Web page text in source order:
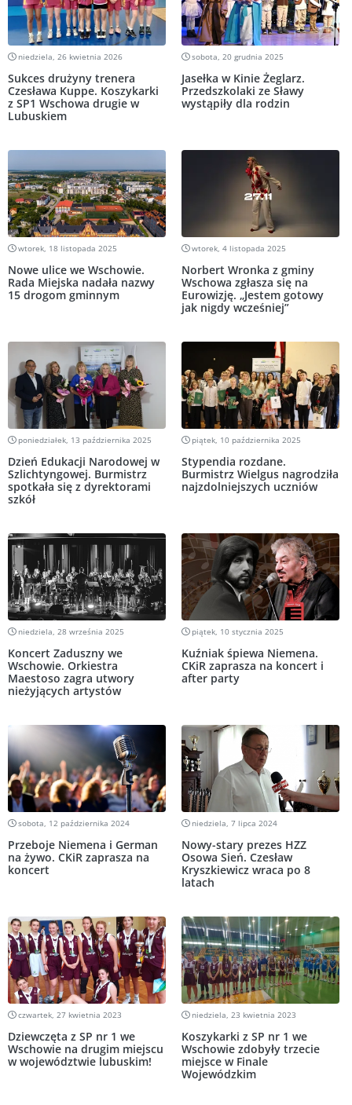
niedziela, 26 kwietnia 2026
Sukces drużyny trenera
Czesława Kuppe. Koszykarki
z SP1 Wschowa drugie w
Lubuskiem
sobota, 20 grudnia 2025
Jasełka w Kinie Żeglarz.
Przedszkolaki ze Sławy
wystąpiły dla rodzin
wtorek, 18 listopada 2025
Nowe ulice we Wschowie.
Rada Miejska nadała nazwy
15 drogom gminnym
wtorek, 4 listopada 2025
Norbert Wronka z gminy
Wschowa zgłasza się na
Eurowizję. „Jestem gotowy
jak nigdy wcześniej”
poniedziałek, 13 października 2025
Dzień Edukacji Narodowej w
Szlichtyngowej. Burmistrz
spotkała się z dyrektorami
szkół
piątek, 10 października 2025
Stypendia rozdane.
Burmistrz Wielgus nagrodziła
najzdolniejszych uczniów
niedziela, 28 września 2025
Koncert Zaduszny we
Wschowie. Orkiestra
Maestoso zagra utwory
nieżyjących artystów
piątek, 10 stycznia 2025
Kuźniak śpiewa Niemena.
CKiR zaprasza na koncert i
after party
sobota, 12 października 2024
Przeboje Niemena i German
na żywo. CKiR zaprasza na
koncert
niedziela, 7 lipca 2024
Nowy-stary prezes HZZ
Osowa Sień. Czesław
Kryszkiewicz wraca po 8
latach
czwartek, 27 kwietnia 2023
Dziewczęta z SP nr 1 we
Wschowie na drugim miejscu
w województwie lubuskim!
niedziela, 23 kwietnia 2023
Koszykarki z SP nr 1 we
Wschowie zdobyły trzecie
miejsce w Finale
Wojewódzkim